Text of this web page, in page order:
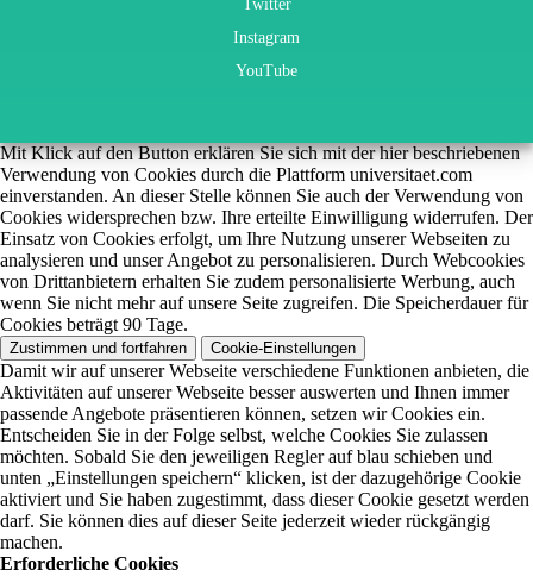
Twitter
Instagram
YouTube
Mit Klick auf den Button erklären Sie sich mit der hier beschriebenen
Verwendung von Cookies durch die Plattform universitaet.com
einverstanden. An dieser Stelle können Sie auch der Verwendung von
Cookies widersprechen bzw. Ihre erteilte Einwilligung widerrufen. Der
Einsatz von Cookies erfolgt, um Ihre Nutzung unserer Webseiten zu
analysieren und unser Angebot zu personalisieren. Durch Webcookies
von Drittanbietern erhalten Sie zudem personalisierte Werbung, auch
wenn Sie nicht mehr auf unsere Seite zugreifen. Die Speicherdauer für
Cookies beträgt 90 Tage.
Zustimmen und fortfahren Cookie-Einstellungen
Damit wir auf unserer Webseite verschiedene Funktionen anbieten, die
Aktivitäten auf unserer Webseite besser auswerten und Ihnen immer
passende Angebote präsentieren können, setzen wir Cookies ein.
Entscheiden Sie in der Folge selbst, welche Cookies Sie zulassen
möchten. Sobald Sie den jeweiligen Regler auf blau schieben und
unten „Einstellungen speichern“ klicken, ist der dazugehörige Cookie
aktiviert und Sie haben zugestimmt, dass dieser Cookie gesetzt werden
darf. Sie können dies auf dieser Seite jederzeit wieder rückgängig
machen.
Erforderliche Cookies